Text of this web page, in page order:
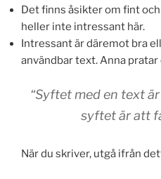
Det finns åsikter om fint
heller inte intressant här.
Intressant är däremot bra
användbar text. Anna
“Syftet med en text
syftet är att
När du skriver, utgå ifrån